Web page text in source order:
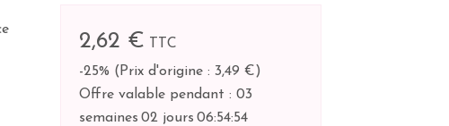
2,62 €
TTC
-25% ( Prix d'origine : 3,49 €)
Offre valable pendant : 03
semaines 02 jours 06:54:54